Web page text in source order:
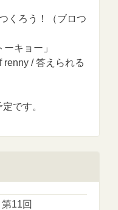
くろう！（ブロつ
キョー」
/ 答えられる
です。
11回